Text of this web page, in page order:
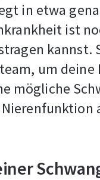
in etwa
ist
kannst.
um deine
mögliche